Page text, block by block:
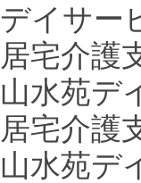
デイサー
居宅介護
山水苑デ
居宅介護
山水苑デ